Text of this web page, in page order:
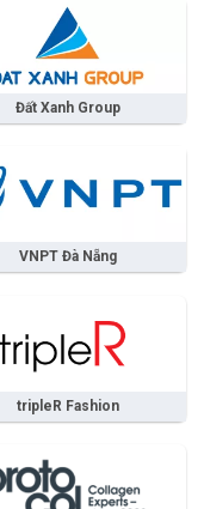
Đất Xanh Group
VNPT Đà Nẵng
tripleR Fashion